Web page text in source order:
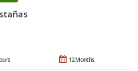
12 Months